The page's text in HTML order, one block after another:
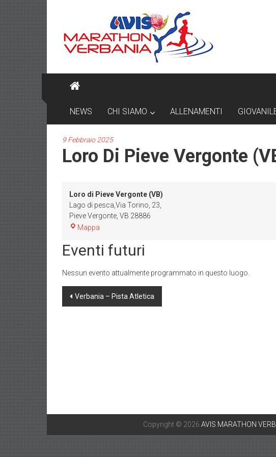
MARATHON
VERBANIA
NEWS CHI SIAMO ALLENAMENTI
9 Febbraio 2025
Loro Di Pieve Vergonte
Loro di Pieve Vergonte (VB)
Lago di pesca,Via Torino, 23,
Pieve Vergonte VB 28886
Mappa
Pieve
Vergonte
(VB)
Eventi futuri
Nessun evento attualmente programmato in questo luogo.
Post
Verbania – Pista Atletica
Copyright © 2026 AVIS MARATHON